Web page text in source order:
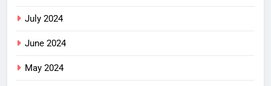
July 2024
June 2024
May 2024